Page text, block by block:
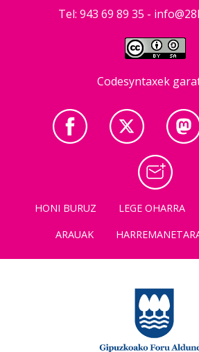
Tel: 943 69 89 35 -
Codesyntaxek
HONI BURUZ LEGE OHARRA
ARAUAK